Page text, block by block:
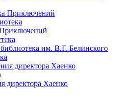
им. В.Г. Белинского
директора Хаенко